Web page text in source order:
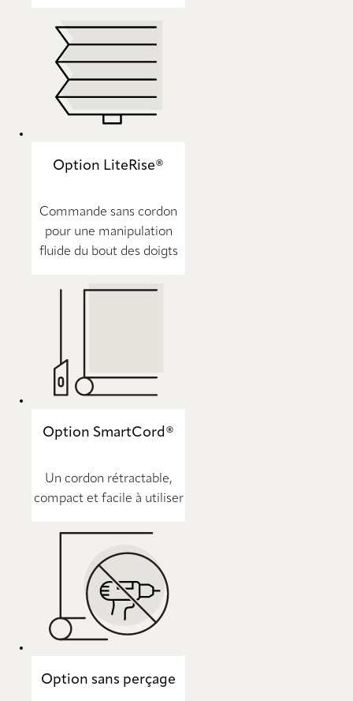
Option LiteRise®
Commande sans cordon
pour une manipulation
fluide du bout des doigts
Option SmartCord®
Un cordon rétractable,
compact et facile à utiliser
Option sans perçage